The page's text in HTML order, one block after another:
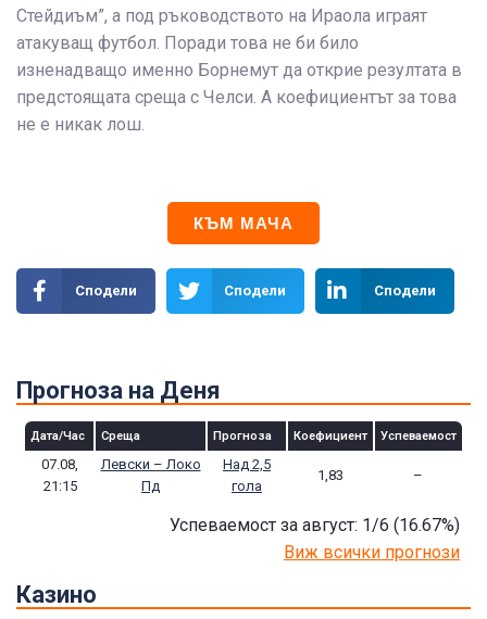
Стейдиъм”, а под ръководството на Ираола играят
атакуващ футбол. Поради това не би било
изненадващо именно Борнемут да открие резултата в
предстоящата среща с Челси. А коефициентът за това
не е никак лош.
КЪМ МАЧА
Сподели Сподели Сподели
Прогноза на Деня
Дата/Час Среща Прогноза Коефициент Успеваемост
07.08,
21:15
Левски – Локо
Пд
Над 2,5
гола
1,83 –
Успеваемост за август: 1/6 (16.67%)
Виж всички прогнози
Казино